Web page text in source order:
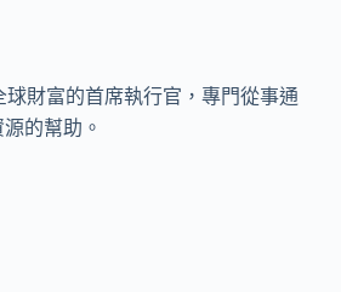
財富的首席執行官，專門從事通
的幫助。